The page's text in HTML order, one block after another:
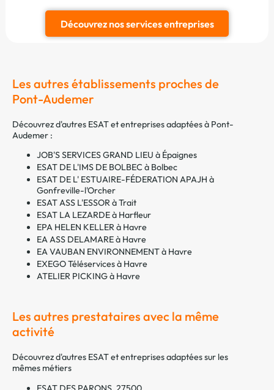
Découvrez nos services entreprises
Les autres établissements proches de
Pont-Audemer
Découvrez d'autres ESAT et entreprises adaptées à Pont-
Audemer :
JOB'S SERVICES GRAND LIEU à Épaignes
ESAT DE L'IMS DE BOLBEC à Bolbec
ESAT DE L' ESTUAIRE-FÉDERATION APAJH à
Gonfreville-l'Orcher
ESAT ASS L'ESSOR à Trait
ESAT LA LEZARDE à Harfleur
EPA HELEN KELLER à Havre
EA ASS DELAMARE à Havre
EA VAUBAN ENVIRONNEMENT à Havre
EXEGO Téléservices à Havre
ATELIER PICKING à Havre
Les autres prestataires avec la même
activité
Découvrez d'autres ESAT et entreprises adaptées sur les
mêmes métiers